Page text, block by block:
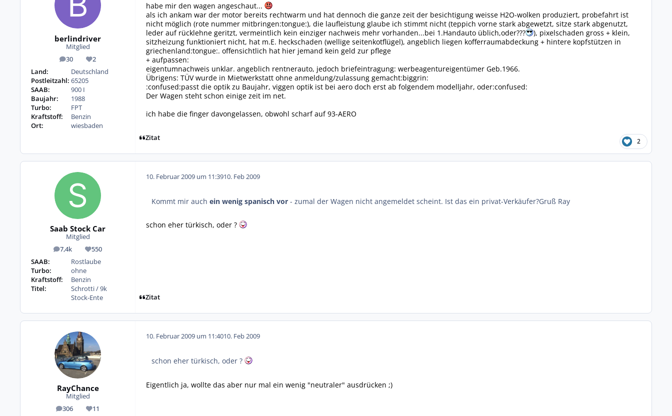
berlindriver
Mitglied
30
Beiträge 2
Reputation
Land:
Deutschland
Postleitzahl: 65205
SAAB:
900 I
Baujahr:
1988
Turbo:
FPT
Kraftstoff:
Benzin
Ort:
wiesbaden
habe mir den wagen angeschaut...
als ich ankam war der motor bereits rechtwarm und hat dennoch die ganze zeit der besichtigung weisse H2O-wolken produziert, probefahrt ist
nicht möglich (rote nummer mitbringen:tongue:), die laufleistung glaube ich stimmt nicht (teppich vorne stark abgewetzt, sitze stark abgenutzt,
leder auf rücklehne geritzt, vermeintlich kein einziger nachweis mehr vorhanden...bei 1.Handauto üblich,oder???
), pixelschaden gross + klein,
sitzheizung funktioniert nicht, hat m.E. heckschaden (wellige seitenkotflügel), angeblich liegen kofferraumabdeckung + hintere kopfstützen in
griechenland:tongue:. offensichtlich hat hier jemand kein geld zur pflege
+ aufpassen:
eigentumnachweis unklar. angeblich rentnerauto, jedoch briefeintragung: werbeagentureigentümer Geb.1966.
Übrigens: TÜV wurde in Mietwerkstatt ohne anmeldung/zulassung gemacht:biggrin:
:confused:passt die optik zu Baujahr, viggen optik ist bei aero doch erst ab folgendem modelljahr, oder:confused:
Der Wagen steht schon einige zeit im net.
ich habe die finger davongelassen, obwohl scharf auf 93-AERO
Zitat 2
Saab Stock Car
Mitglied
7,4k
Beiträge 550
Reputation
SAAB:
Rostlaube
Turbo:
ohne
Kraftstoff:
Benzin
Titel:
Schrotti / 9k
Stock-Ente
10. Februar 2009 um 11:3910. Feb 2009
Kommt mir auchein wenig spanisch vor - zumal der Wagen nicht angemeldet scheint. Ist das ein privat-Verkäufer?Gruß Ray
schon eher türkisch, oder ?
Zitat
RayChance
Mitglied
306
Beiträge 11
Reputation
10. Februar 2009 um 11:4010. Feb 2009
schon eher türkisch, oder ?
Eigentlich ja, wollte das aber nur mal ein wenig "neutraler" ausdrücken ;)